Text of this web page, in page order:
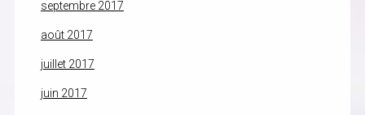
septembre 2017
août 2017
juillet 2017
juin 2017